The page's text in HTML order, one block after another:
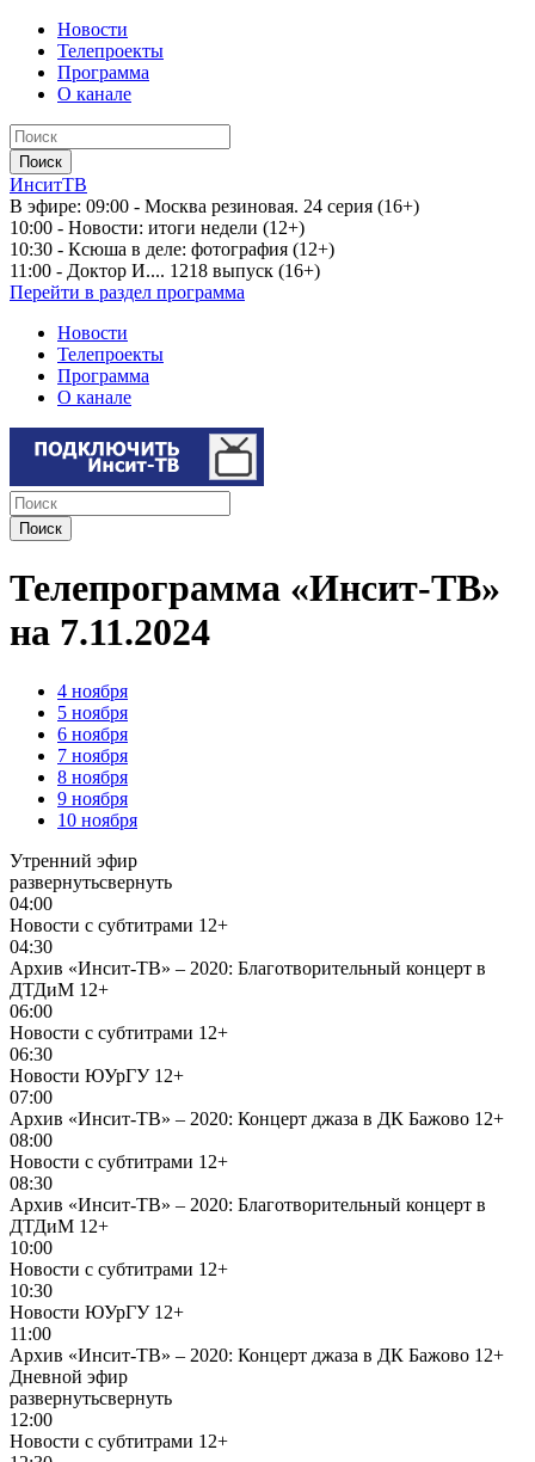
Новости
Телепроекты
Программа
О канале
ИнситТВ
В эфире: 09:00 - Москва резиновая. 24 серия (16+)
10:00 - Новости: итоги недели (12+)
10:30 - Ксюша в деле: фотография (12+)
11:00 - Доктор И.... 1218 выпуск (16+)
Перейти в раздел программа
Новости
Телепроекты
Программа
О канале
Телепрограмма «Инсит-ТВ»
на 7.11.2024
4 ноября
5 ноября
6 ноября
7 ноября
8 ноября
9 ноября
10 ноября
Утренний эфир
развернутьсвернуть
04:00
Новости с субтитрами 12+
04:30
Архив «Инсит-ТВ» – 2020: Благотворительный концерт в
ДТДиМ 12+
06:00
Новости с субтитрами 12+
06:30
Новости ЮУрГУ 12+
07:00
Архив «Инсит-ТВ» – 2020: Концерт джаза в ДК Бажово 12+
08:00
Новости с субтитрами 12+
08:30
Архив «Инсит-ТВ» – 2020: Благотворительный концерт в
ДТДиМ 12+
10:00
Новости с субтитрами 12+
10:30
Новости ЮУрГУ 12+
11:00
Архив «Инсит-ТВ» – 2020: Концерт джаза в ДК Бажово 12+
Дневной эфир
развернутьсвернуть
12:00
Новости с субтитрами 12+